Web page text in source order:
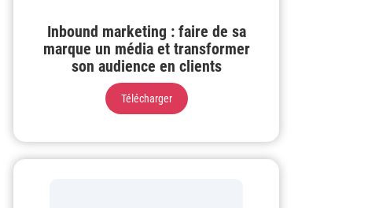
Inbound marketing : faire de sa
marque un média et transformer
son audience en clients
Télécharger